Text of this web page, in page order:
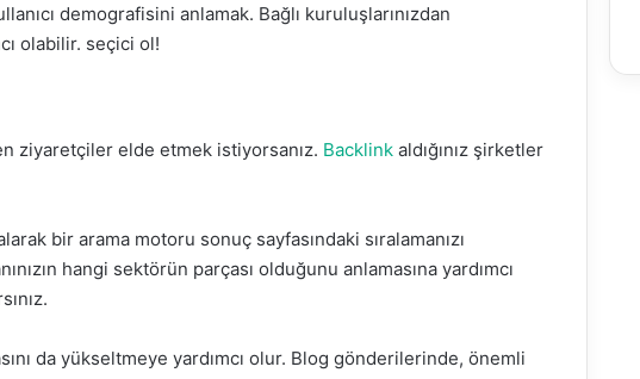
demografisini anlamak. Bağlı kuruluşlarınızdan
olabilir. seçici ol!
ziyaretçiler elde etmek istiyorsanız. Backlink aldığınız şirketler
bir arama motoru sonuç sayfasındaki sıralamanızı
hangi sektörün parçası olduğunu anlamasına yardımcı
da yükseltmeye yardımcı olur. Blog gönderilerinde, önemli